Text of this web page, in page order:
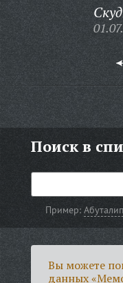
Поиск в
Пример:
Вы можете
данных